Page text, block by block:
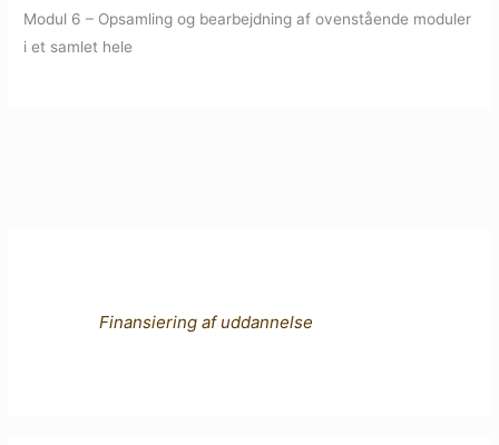
Modul 6 – Opsamling og bearbejdning af ovenstående moduler
i et samlet hele
Finansiering af uddannelse